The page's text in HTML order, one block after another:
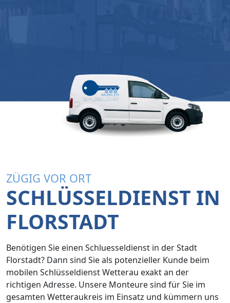
ZÜGIG VOR ORT
SCHLÜSSELDIENST IN
FLORSTADT
Benötigen Sie einen Schluesseldienst in der Stadt
Florstadt? Dann sind Sie als potenzieller Kunde beim
mobilen Schlüsseldienst Wetterau exakt an der
richtigen Adresse. Unsere Monteure sind für Sie im
gesamten Wetteraukreis im Einsatz und kümmern uns